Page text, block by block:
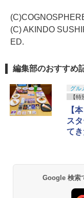
(C) AKINDO
ED.
編集部のおすすめ
グル
【特
【
ス
て
Google 検索